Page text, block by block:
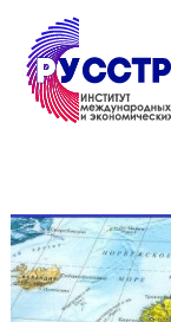
Перейти к